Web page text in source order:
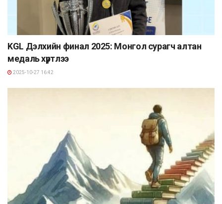
KGL Дэлхийн финал 2025: Монгол сурагч алтан
медаль хүртлээ
2025-10-27 16:42